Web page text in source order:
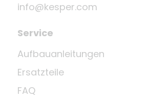
info@kesper.com
Service
Aufbauanleitungen
Ersatzteile
FAQ